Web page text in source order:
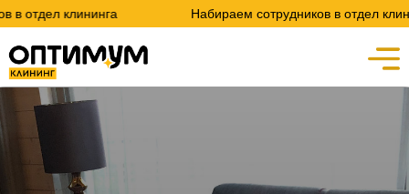
Набираем сотрудников в отдел клининга